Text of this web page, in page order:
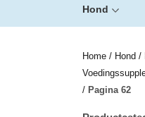
Hond
Home / Hond /
/ Pagina 62